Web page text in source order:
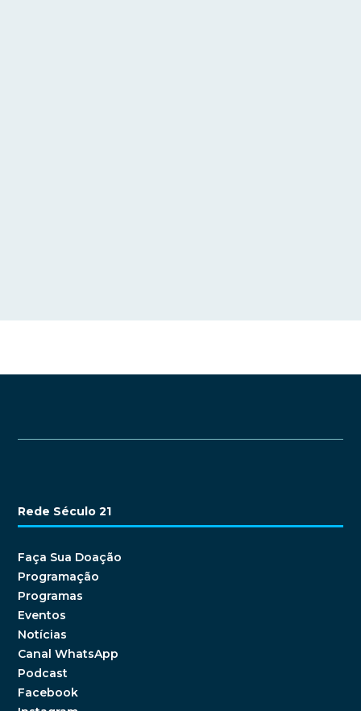
Rede Século 21
Faça Sua Doação
Programação
Programas
Eventos
Notícias
Canal WhatsApp
Podcast
Facebook